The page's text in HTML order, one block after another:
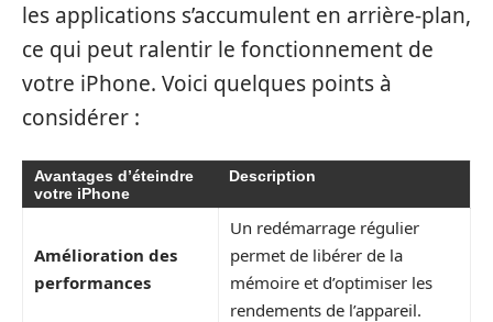
les applications s’accumulent en arrière-plan,
ce qui peut ralentir le fonctionnement de
votre iPhone. Voici quelques points à
considérer :
Avantages d’éteindre
votre iPhone
Description
Amélioration des
performances
Un redémarrage régulier
permet de libérer de la
mémoire et d’optimiser les
rendements de l’appareil.